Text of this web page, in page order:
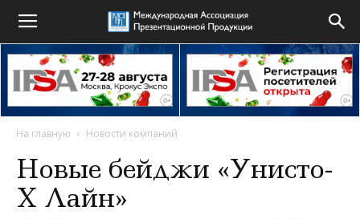
На главную Новости компаний
Новые бейджи «Унисто-
Х Лайн»